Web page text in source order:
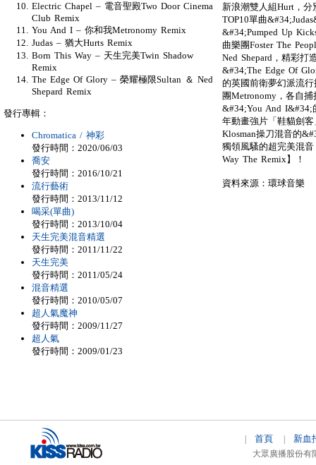
新浪潮雙人組Hurt，
TOP10單曲
&#34;Pumped Up
曲樂團Foster The
Ned Shepard，精彩打
&#34;The Edge Of
的英國前衛夢幻派流
團Metronomy，各自
&#34;You And I&#34;
年動畫強片「鞋貓劍
Klosman操刀混音的
獨領風騷的超完美混
Way The Remix】！
資料來源：環球音樂
Electric Chapel – 電音聖殿Two Door Cinema
Club Remix
You And I – 你和我Metronomy Remix
Judas – 猶大Hurts Remix
Born This Way – 天生完美Twin Shadow
Remix
The Edge Of Glory – 榮耀極限Sultan ＆ Ned
Shepard Remix
發行專輯：
Chromatica / 神彩
發行時間：2020/06/03
喬安
發行時間：2016/10/21
流行藝術
發行時間：2013/11/12
喝采(單曲)
發行時間：2013/10/04
天生完美混音精選
發行時間：2011/11/22
天生完美
發行時間：2011/05/24
混音精選
發行時間：2010/05/07
超人氣魔神
發行時間：2009/11/27
超人氣
發行時間：2009/01/23
首頁 新血
大眾廣播股份有